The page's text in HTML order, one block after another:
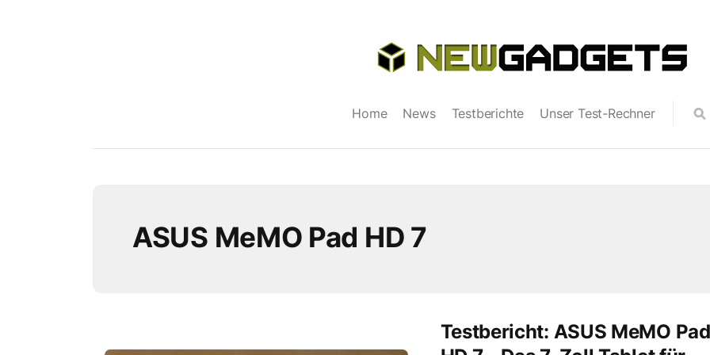
Home News Testberichte Unser Test-Rechner
ASUS MeMO Pad HD 7
Testbericht: ASUS MeMO Pad